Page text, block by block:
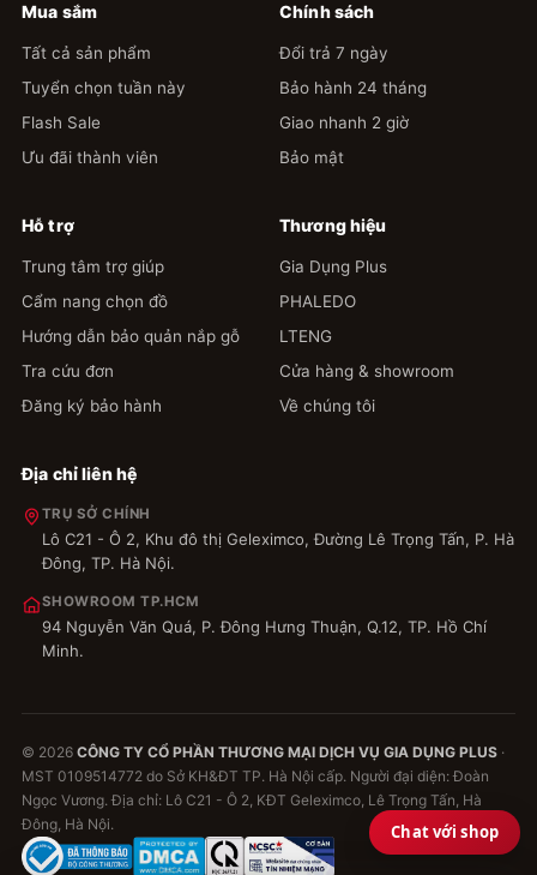
Mua sắm
Tất cả sản phẩm
Tuyển chọn tuần này
Flash Sale
Ưu đãi thành viên
Chính sách
Đổi trả 7 ngày
Bảo hành 24 tháng
Giao nhanh 2 giờ
Bảo mật
Hỗ trợ
Trung tâm trợ giúp
Cẩm nang chọn đồ
Hướng dẫn bảo quản nắp gỗ
Tra cứu đơn
Đăng ký bảo hành
Thương hiệu
Gia Dụng Plus
PHALEDO
LTENG
Cửa hàng & showroom
Về chúng tôi
Địa chỉ liên hệ
TRỤ SỞ CHÍNH
Lô C21 - Ô 2, Khu đô thị Geleximco, Đường Lê Trọng Tấn, P. Hà
Đông, TP. Hà Nội.
SHOWROOM TP.HCM
94 Nguyễn Văn Quá, P. Đông Hưng Thuận, Q.12, TP. Hồ Chí
Minh.
© 2026 CÔNG TY CỔ PHẦN THƯƠNG MẠI DỊCH VỤ GIA DỤNG PLUS ·
MST 0109514772 do Sở KH&ĐT TP. Hà Nội cấp. Người đại diện: Đoàn
Ngọc Vương. Địa chỉ: Lô C21 - Ô 2, KĐT Geleximco, Lê Trọng Tấn, Hà
Đông, Hà Nội.
Chat với shop